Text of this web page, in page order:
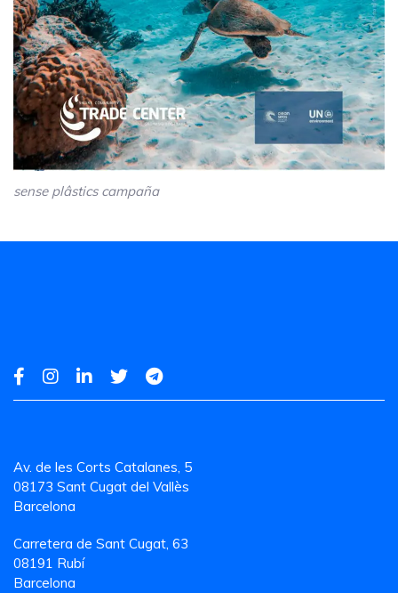
sense plâstics campaña
Av. de les Corts Catalanes, 5
08173 Sant Cugat del Vallès
Barcelona
Carretera de Sant Cugat, 63
08191 Rubí
Barcelona